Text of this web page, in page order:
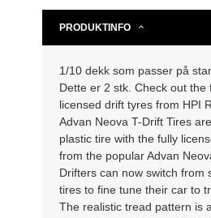
PRODUKTINFO
1/10 dekk som passer på
Dette er 2 stk. Check out the
licensed drift tyres from HPI
Advan Neova T-Drift Tires
plastic tire with the fully
from the popular Advan
Drifters can now switch from
tires to fine tune their car to
The realistic tread pattern is